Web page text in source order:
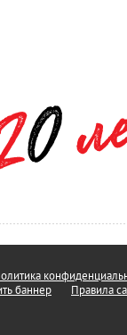
баннер Правила